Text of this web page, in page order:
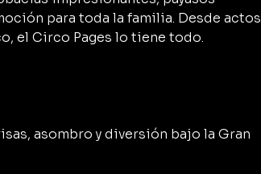
para toda la familia. Desde actos
el Circo Pages lo tiene todo.
asombro y diversión bajo la Gran